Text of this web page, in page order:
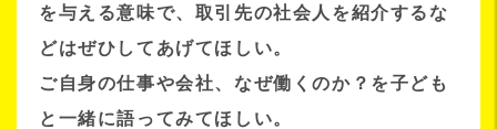
を与える意味で、取引先の社会人を紹介するな
どはぜひしてあげてほしい。
ご自身の仕事や会社、なぜ働くのか？を子ども
と一緒に語ってみてほしい。